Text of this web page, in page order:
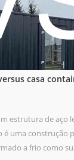
casa
estrutura de aço
é uma construção
a frio como